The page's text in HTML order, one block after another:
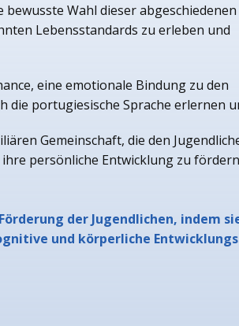
Wahl dieser abgeschiedenen
Lebensstandards zu erleben und
eine emotionale Bindung zu den
portugiesische Sprache erlernen
Gemeinschaft, die den
persönliche Entwicklung zu
der Jugendlichen, indem
und körperliche